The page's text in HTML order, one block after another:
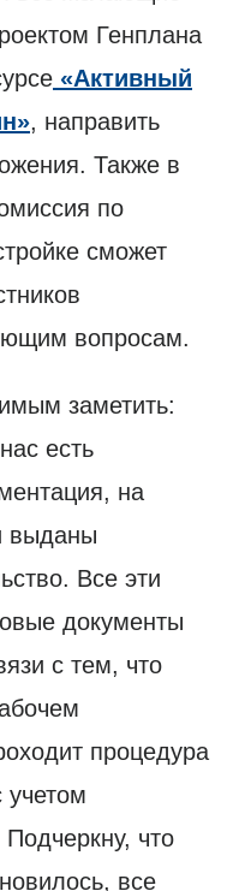
Генплана
«Активный
, направить
Также в
по
сможет
вопросам.
заметить:
есть
на
выданы
Все эти
документы
с тем, что
процедура
учетом
что
все